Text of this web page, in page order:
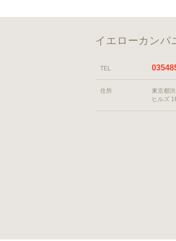
イエローカンパ
TEL
住所
東京都
ヒルズ